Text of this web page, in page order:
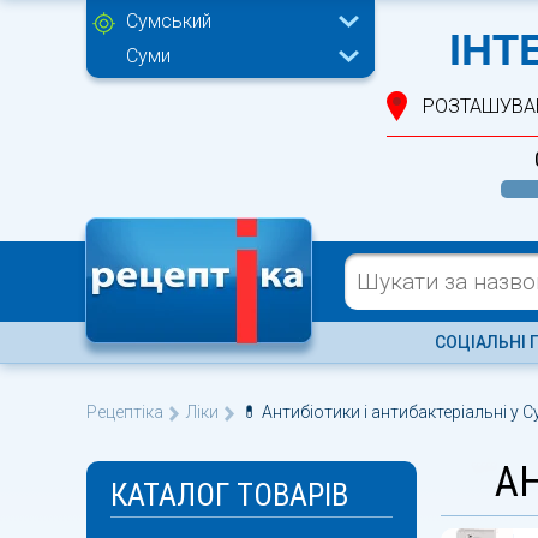
Сумський
Суми
СОЦІАЛЬНІ
Рецептіка Ліки 💊 Антибіотики і антибактеріальні у
КАТАЛОГ ТОВАРІВ